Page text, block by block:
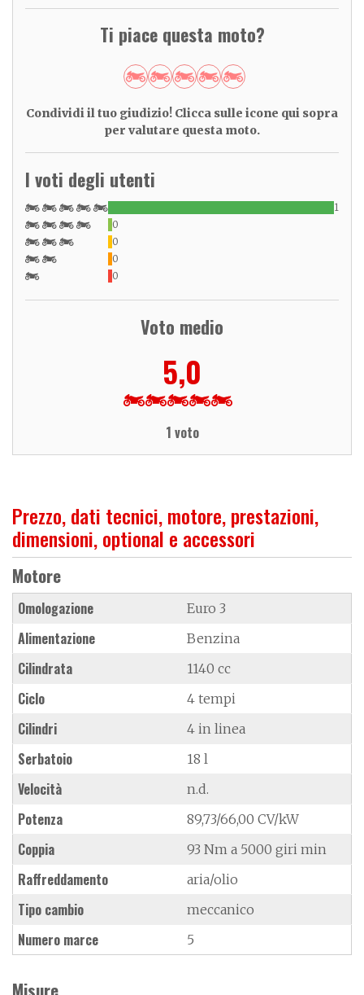
Ti piace questa moto?
Condividi il tuo giudizio! Clicca sulle icone qui sopra
per valutare questa moto.
I voti degli utenti
1
0
0
0
0
Voto medio
5,0
1 voto
Prezzo, dati tecnici, motore, prestazioni,
dimensioni, optional e accessori
Motore
Omologazione Euro 3
Alimentazione Benzina
Cilindrata 1140 cc
Ciclo 4 tempi
Cilindri 4 in linea
Serbatoio 18 l
Velocità n.d.
Potenza 89,73/66,00 CV/kW
Coppia 93 Nm a 5000 giri min
Raffreddamento aria/olio
Tipo cambio meccanico
Numero marce 5
Misure